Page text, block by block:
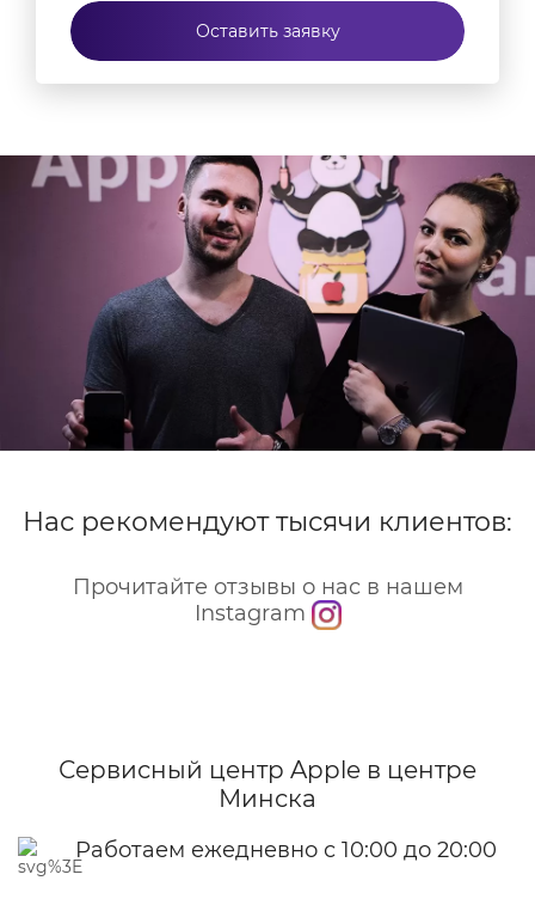
Оставить заявку
Нас рекомендуют тысячи клиентов:
Прочитайте отзывы о нас в нашем
Instagram
Сервисный центр Apple в центре
Минска
Работаем ежедневно с 10:00 до 20:00